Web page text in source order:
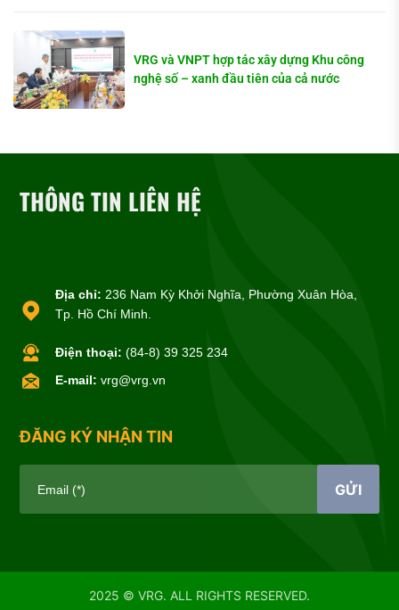
VRG và VNPT hợp tác xây dựng Khu công
nghệ số – xanh đầu tiên của cả nước
THÔNG TIN LIÊN HỆ
Địa chỉ: 236 Nam Kỳ Khởi Nghĩa, Phường Xuân Hòa,
Tp. Hồ Chí Minh.
Điện thoại: (84-8) 39 325 234
E-mail: vrg@vrg.vn
ĐĂNG KÝ NHẬN TIN
Email (*) GỬI
2025 © VRG. ALL RIGHTS RESERVED.